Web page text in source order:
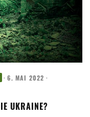
· 6. MAI 2022 ·
UKRAINE?